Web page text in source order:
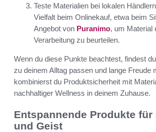
Teste Materialien bei lokalen
Vielfalt beim Onlinekauf, etwa beim
Angebot von Puranimo, um Material
Verarbeitung zu beurteilen.
Wenn du diese Punkte beachtest, findest
zu deinem Alltag passen und lange Freude
kombinierst du Produktsicherheit mit
nachhaltiger Wellness in deinem Zuhause.
Entspannende Produkte für
und Geist